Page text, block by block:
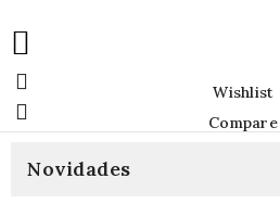

 Wishlist
 Compare
Novidades